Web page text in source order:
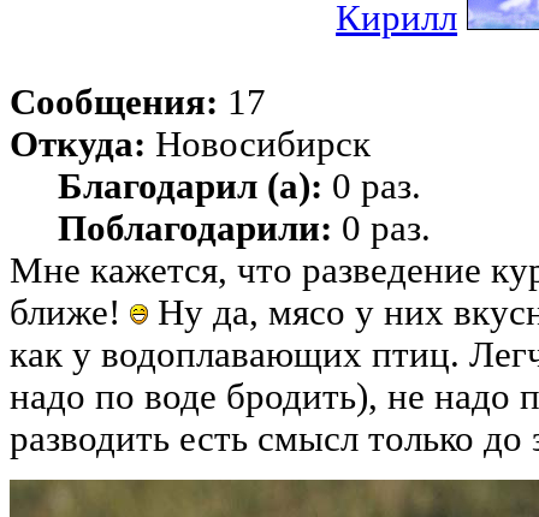
Кирилл
Сообщения: 17
Откуда: Новосибирск
Благодарил (а): 0 раз.
Поблагодарили: 0 раз.
Мне кажется, что разведение
ближе!
Ну да, мясо у них
как у водоплавающих птиц.
надо по воде бродить), не надо
разводить есть смысл только